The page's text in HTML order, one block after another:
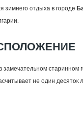
зимнего отдыха в городе
замечательном старинном
не один десяток